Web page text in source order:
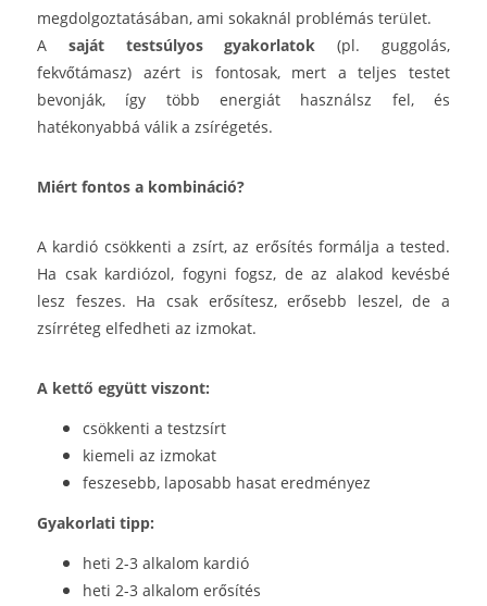
megdolgoztatásában, ami sokaknál problémás terület.
A saját testsúlyos gyakorlatok (pl. guggolás,
fekvőtámasz) azért is fontosak, mert a teljes testet
bevonják, így több energiát használsz fel, és
hatékonyabbá válik a zsírégetés.
Miért fontos a kombináció?
A kardió csökkenti a zsírt, az erősítés formálja a tested.
Ha csak kardiózol, fogyni fogsz, de az alakod kevésbé
lesz feszes. Ha csak erősítesz, erősebb leszel, de a
zsírréteg elfedheti az izmokat.
A kettő együtt viszont:
csökkenti a testzsírt
kiemeli az izmokat
feszesebb, laposabb hasat eredményez
Gyakorlati tipp:
heti 2-3 alkalom kardió
heti 2-3 alkalom erősítés